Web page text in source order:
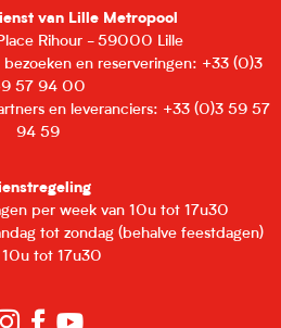
van Lille Metropool
Rihour - 59000 Lille
en reserveringen: +33 (0)3
57 94 00
en leveranciers: +33 (0)3 59 57
94 59
per week van 10u tot 17u30
tot zondag (behalve feestdagen)
10u tot 17u30